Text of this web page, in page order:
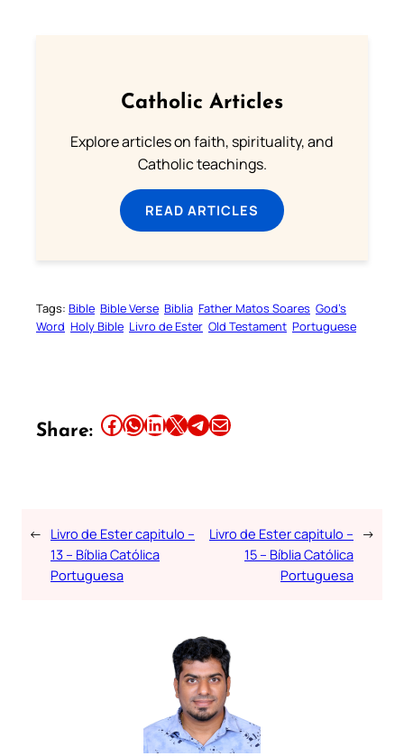
Catholic Articles
Explore articles on faith, spirituality, and
Catholic teachings.
READ ARTICLES
Tags: Bible Bible Verse Biblia Father Matos Soares God’s
Word Holy Bible Livro de Ester Old Testament Portuguese
Share: Share this article on Facebook Share this article on WhatsApp Share this article on LinkedIn Share this article on X Share this article on TelegramEmail this Article
← Livro de Ester capitulo –
13 – Bíblia Católica
Portuguesa
Livro de Ester capitulo –
15 – Bíblia Católica
Portuguesa
→